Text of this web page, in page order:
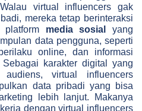
virtual influencers gak
mereka tetap berinteraksi
media sosial
yang
data pengguna, seperti
online, dan informasi
karakter digital yang
audiens, virtual influencers
data pribadi yang bisa
lebih lanjut. Makanya
dengan virtual influencers